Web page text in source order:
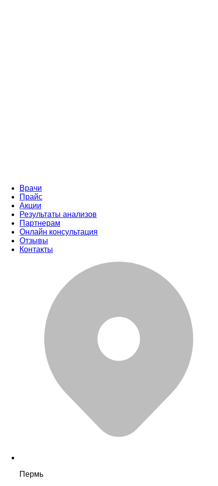
Врачи
Прайс
Акции
Результаты анализов
Партнерам
Онлайн консультация
Отзывы
Контакты
Пермь